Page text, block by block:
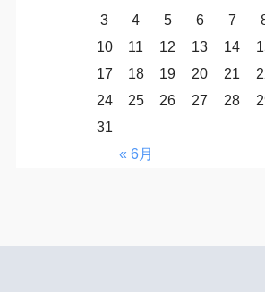
« 6月
3
4 5 6 7
10
11 12 13 14
17
18 19 20 21
24
25 26 27 28
31